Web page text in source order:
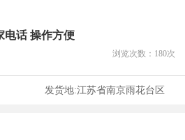
电话 操作方便
浏览次数： 180次
发货地:江苏省南京雨花台区